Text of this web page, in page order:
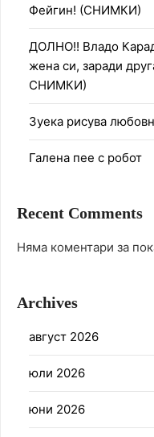
Фейгин! (СНИМКИ)
ДОЛНО!! Владо
жена си, заради
СНИМКИ)
Зуека рисува
Галена пее с робот
Recent Comments
Няма коментари за
Archives
август 2026
юли 2026
юни 2026